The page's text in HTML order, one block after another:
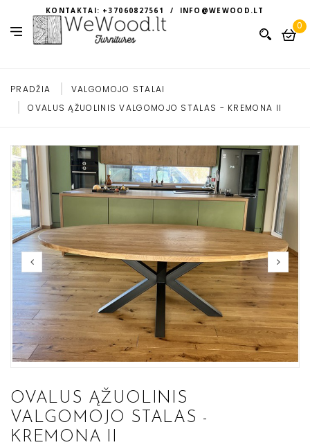
KONTAKTAI: +37060827561 / INFO@WEWOOD.LT
0
PRADŽIA
VALGOMOJO STALAI
OVALUS ĄŽUOLINIS VALGOMOJO STALAS - KREMONA II
OVALUS ĄŽUOLINIS
VALGOMOJO STALAS -
KREMONA II